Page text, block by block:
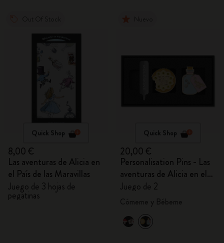
Quick Shop
8,00 €
Las aventuras de Alicia en
el País de las Maravillas
Juego de 3 hojas de
pegatinas
Quick Shop
20,00 €
Personalisation Pins - Las
aventuras de Alicia en el
País de las Maravillas
Juego de 2